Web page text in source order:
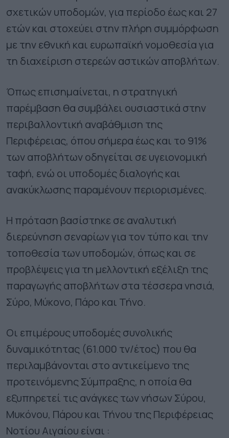
σχετικών υποδομών, για περίοδο έως και 27
ετών και στοχεύει στην πλήρη συμμόρφωση
με την εθνική και ευρωπαϊκή νομοθεσία για
τη διαχείριση στερεών αστικών αποβλήτων.
Όπως επισημαίνεται, η στρατηγική
παρέμβαση θα συμβάλει ουσιαστικά στην
περιβαλλοντική αναβάθμιση της
Περιφέρειας, όπου σήμερα έως και το 91%
των αποβλήτων οδηγείται σε υγειονομική
ταφή, ενώ οι υποδομές διαλογής και
ανακύκλωσης παραμένουν περιορισμένες.
Η πρόταση βασίστηκε σε αναλυτική
διερεύνηση σεναρίων για τον τύπο και την
τοποθεσία των υποδομών, όπως και σε
προβλέψεις για τη μελλοντική εξέλιξη της
παραγωγής αποβλήτων στα τέσσερα νησιά,
Σύρο, Μύκονο, Πάρο και Τήνο.
Οι επιμέρους υποδομές συνολικής
δυναμικότητας (61.000 τν/έτος) που θα
περιλαμβάνονται στο αντικείμενο της
προτεινόμενης Σύμπραξης, η οποία θα
εξυπηρετεί τις ανάγκες των νήσων Σύρου,
Μυκόνου, Πάρου και Τήνου της Περιφέρειας
Νοτίου Αιγαίου είναι :